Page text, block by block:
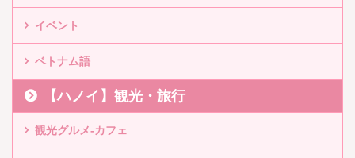
イベント
ベトナム語
【ハノイ】観光・旅行
観光グルメ-カフェ